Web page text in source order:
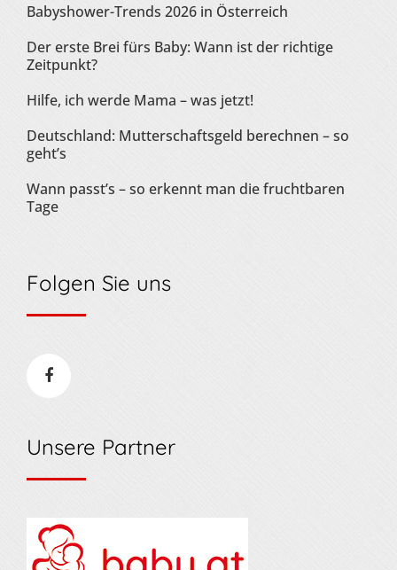
Babyshower-Trends 2026 in Österreich
Der erste Brei fürs Baby: Wann ist der richtige
Zeitpunkt?
Hilfe, ich werde Mama – was jetzt!
Deutschland: Mutterschaftsgeld berechnen – so
geht’s
Wann passt’s – so erkennt man die fruchtbaren
Tage
Folgen Sie uns
Unsere Partner